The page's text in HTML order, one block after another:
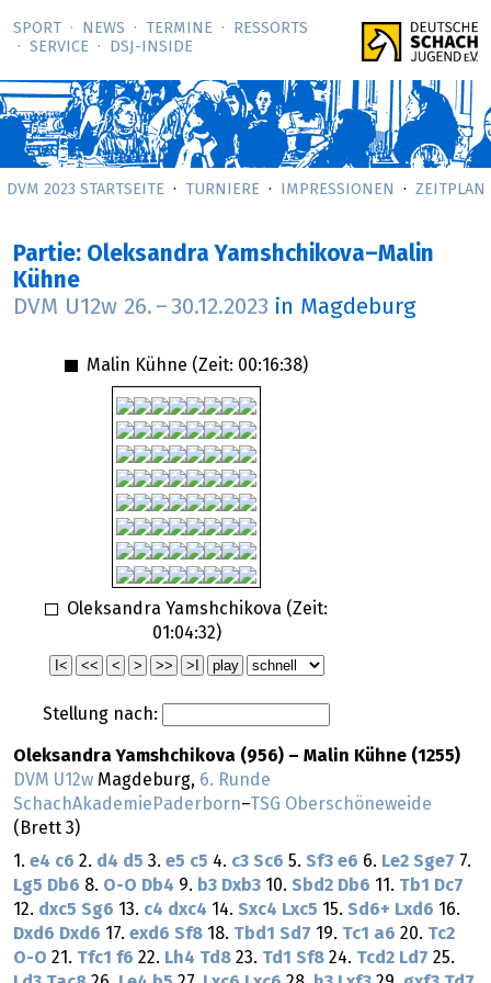
SPORT NEWS TERMINE
RESSORTS
SERVICE
DSJ-­INSIDE
DVM 2023 STARTSEITE TURNIERE IMPRESSIONEN ZEITPLAN
Partie: Oleksandra Yamshchikova–Malin
Kühne
DVM U12w 26. – 30.12.2023 in Magdeburg
Malin Kühne (Zeit: 00:16:38)
Oleksandra Yamshchikova (Zeit:
01:04:32)
Stellung nach:
Oleksandra Yamshchikova (956) – Malin Kühne (1255)
DVM U12w Magdeburg, 6. Runde
SchachAkademiePaderborn–TSG Oberschöneweide
(Brett 3)
1. e4 c6 2. d4 d5 3. e5 c5 4. c3 Sc6 5. Sf3 e6 6. Le2 Sge7 7.
Lg5 Db6 8. O-O Db4 9. b3 Dxb3 10. Sbd2 Db6 11. Tb1 Dc7
12. dxc5 Sg6 13. c4 dxc4 14. Sxc4 Lxc5 15. Sd6+ Lxd6 16.
Dxd6 Dxd6 17. exd6 Sf8 18. Tbd1 Sd7 19. Tc1 a6 20. Tc2
O-O 21. Tfc1 f6 22. Lh4 Td8 23. Td1 Sf8 24. Tcd2 Ld7 25.